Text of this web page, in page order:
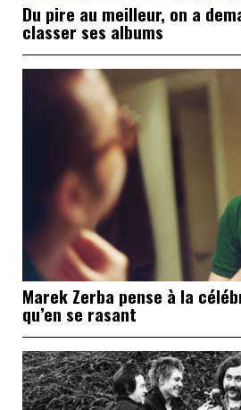
Du pire au meilleur, on a
classer ses albums
Marek Zerba pense à la
qu’en se rasant